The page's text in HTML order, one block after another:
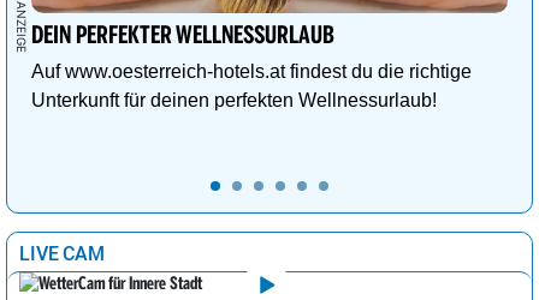
DEIN PERFEKTER WELLNESSURLAUB
Auf www.oesterreich-hotels.at findest du die richtige
Unterkunft für deinen perfekten Wellnessurlaub!
LIVE CAM